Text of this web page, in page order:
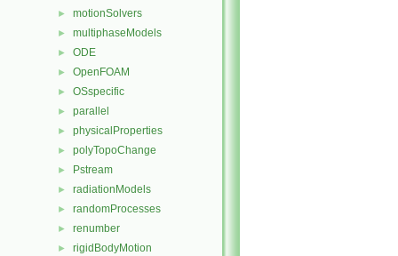
► motionSolvers
► multiphaseModels
► ODE
► OpenFOAM
► OSspecific
► parallel
► physicalProperties
► polyTopoChange
► Pstream
► radiationModels
► randomProcesses
► renumber
► rigidBodyMotion